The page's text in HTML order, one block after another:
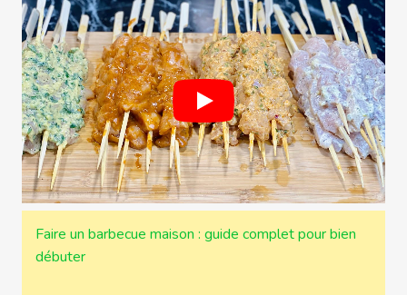
Faire un barbecue maison : guide complet pour bien
débuter